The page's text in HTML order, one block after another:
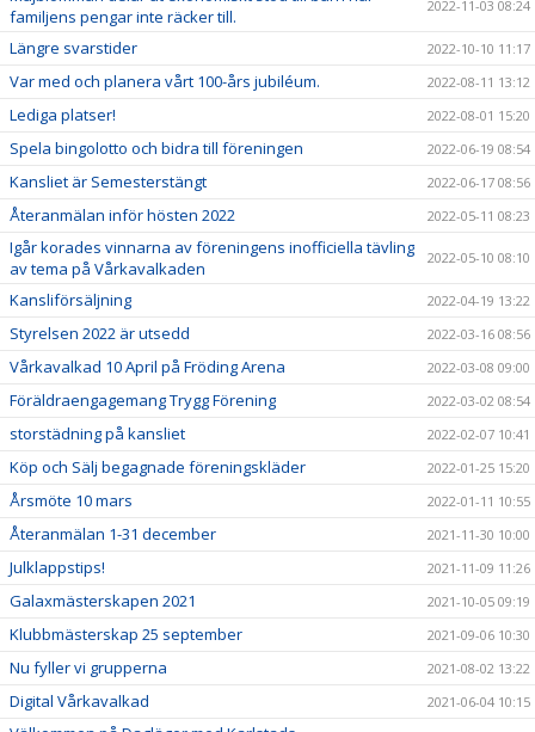
familjens pengar inte räcker till.
2022-11-03 08:24
Längre svarstider 2022-10-10 11:17
Var med och planera vårt 100-års jubiléum. 2022-08-11 13:12
Lediga platser! 2022-08-01 15:20
Spela bingolotto och bidra till föreningen 2022-06-19 08:54
Kansliet är Semesterstängt 2022-06-17 08:56
Återanmälan inför hösten 2022 2022-05-11 08:23
Igår korades vinnarna av föreningens inofficiella tävling
av tema på Vårkavalkaden
2022-05-10 08:10
Kansliförsäljning 2022-04-19 13:22
Styrelsen 2022 är utsedd 2022-03-16 08:56
Vårkavalkad 10 April på Fröding Arena 2022-03-08 09:00
Föräldraengagemang Trygg Förening 2022-03-02 08:54
storstädning på kansliet 2022-02-07 10:41
Köp och Sälj begagnade föreningskläder 2022-01-25 15:20
Årsmöte 10 mars 2022-01-11 10:55
Återanmälan 1-31 december 2021-11-30 10:00
Julklappstips! 2021-11-09 11:26
Galaxmästerskapen 2021 2021-10-05 09:19
Klubbmästerskap 25 september 2021-09-06 10:30
Nu fyller vi grupperna 2021-08-02 13:22
Digital Vårkavalkad 2021-06-04 10:15